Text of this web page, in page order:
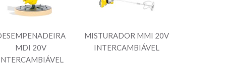
MDI 20V
MISTURADOR MMI 20V
INTERCAMBIÁVEL